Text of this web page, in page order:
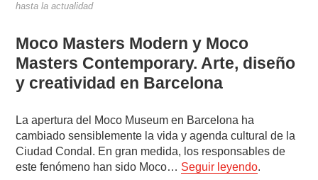
hasta la actualidad
Moco Masters Modern y Moco
Masters Contemporary. Arte, diseño
y creatividad en Barcelona
La apertura del Moco Museum en Barcelona ha
cambiado sensiblemente la vida y agenda cultural de la
Ciudad Condal. En gran medida, los responsables de
este fenómeno han sido Moco… Seguir leyendo.